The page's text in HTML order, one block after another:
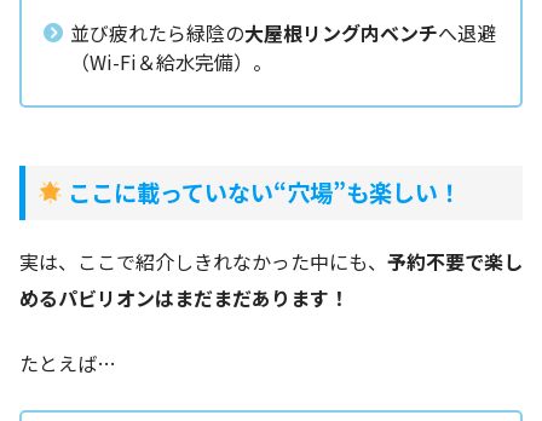
並び疲れたら緑陰の大屋根リング内ベンチへ退避
（Wi-Fi＆給水完備）。
ここに載っていない“穴場”も楽しい！
実は、ここで紹介しきれなかった中にも、 予約不要で楽し
めるパビリオンはまだまだあります！
たとえば…